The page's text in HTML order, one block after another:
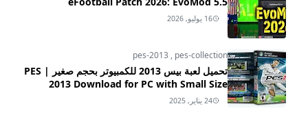
16 يوليو, 2026
pes-2013 , pes-collection
تحميل لعبة بيس 2013 للكمبيوتر بحجم صغير | PES
2013 Download for PC with Small Size
24 يناير, 2025